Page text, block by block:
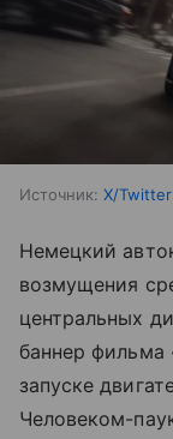
Источник: X/Twitter
Немецкий
возмущения
центральных
баннер фильма
запуске
Человеком-